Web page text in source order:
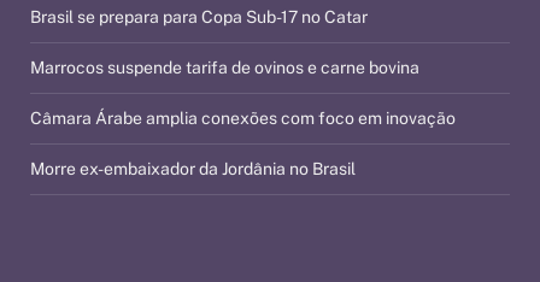
Brasil se prepara para Copa Sub-17 no Catar
Marrocos suspende tarifa de ovinos e carne bovina
Câmara Árabe amplia conexões com foco em inovação
Morre ex-embaixador da Jordânia no Brasil